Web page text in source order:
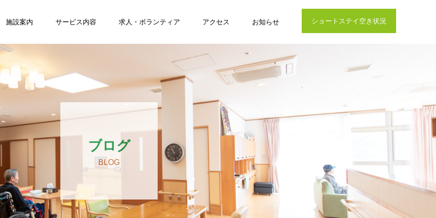
ショートステイ空き状況
施設案内 サービス内容 求人・ボランティア アクセス お知らせ
ブログ
BLOG